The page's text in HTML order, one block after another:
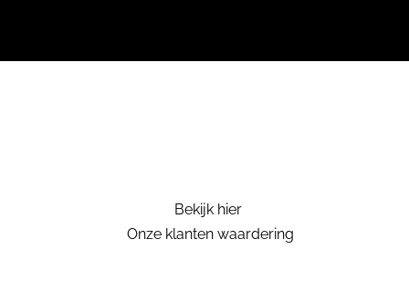
Bekijk hier
Onze klanten waardering